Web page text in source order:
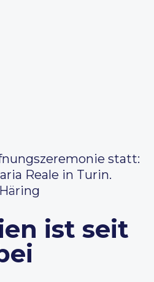
statt:
Reale in Turin.
ist seit